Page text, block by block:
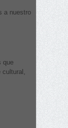
a nuestro
que
cultural,